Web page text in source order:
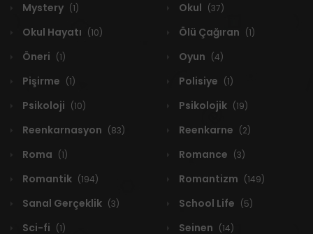
Mystery (1) Okul (37)
Okul Hayatı (10) Ölü Çağıran (1)
Öneri (1) Oyun (4)
Pişirme (1) Polisiye (1)
Psikoloji (10) Psikolojik (19)
Reenkarnasyon (83) Reenkarne (2)
Roma (1) Romance (3)
Romantik (194) Romantizm (149)
Sanal Gerçeklik (3) School Life (5)
Sci-fi (1) Seinen (14)